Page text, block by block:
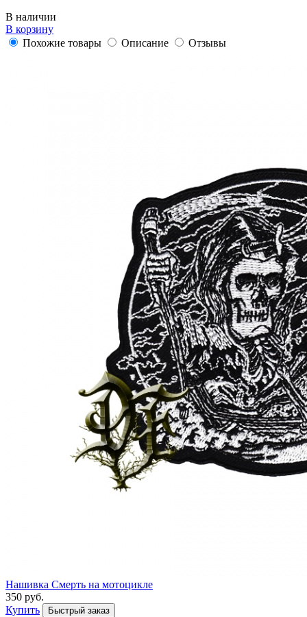
В наличии
В корзину
Похожие товары
Описание Отзывы
Нашивка Смерть на мотоцикле
350 руб.
Купить
Быстрый заказ